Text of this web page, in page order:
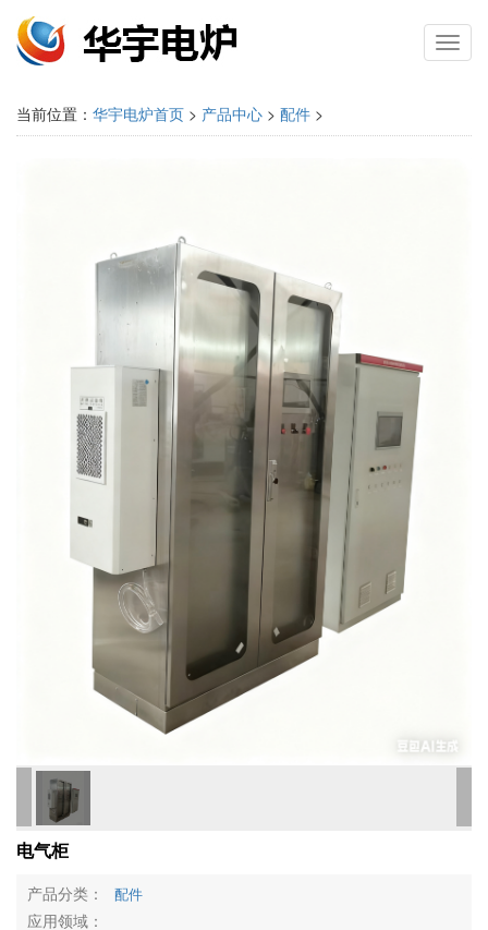
当前位置： 华宇电炉首页 > 产品中心 > 配件 >
电气柜
产品分类： 配件
应用领域：